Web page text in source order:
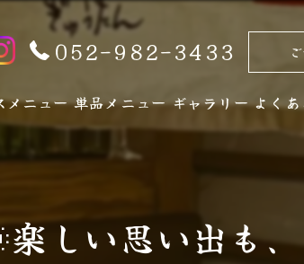
052-982-3433
メニュー 単品メニュー ギャラリー よく
しい思い出も